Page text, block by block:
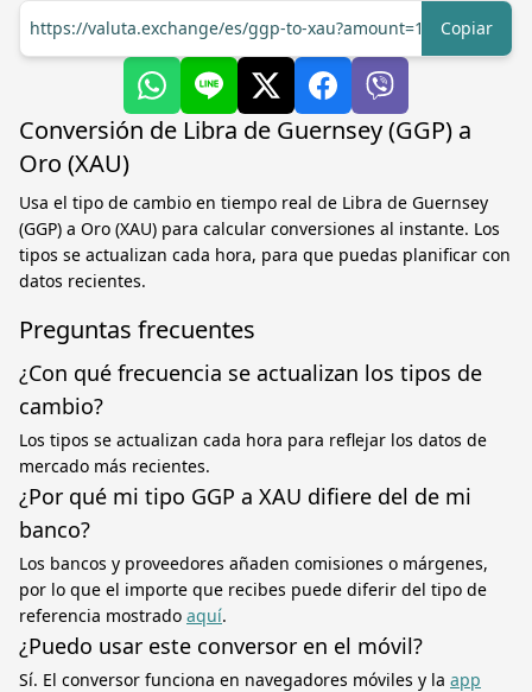
https://valuta.exchange/es/ggp-to-xau?amount=1
Copiar
Conversión de Libra de Guernsey (GGP) a
Oro (XAU)
Usa el tipo de cambio en tiempo real de Libra de Guernsey
(GGP) a Oro (XAU) para calcular conversiones al instante. Los
tipos se actualizan cada hora, para que puedas planificar con
datos recientes.
Preguntas frecuentes
¿Con qué frecuencia se actualizan los tipos de
cambio?
Los tipos se actualizan cada hora para reflejar los datos de
mercado más recientes.
¿Por qué mi tipo GGP a XAU difiere del de mi
banco?
Los bancos y proveedores añaden comisiones o márgenes,
por lo que el importe que recibes puede diferir del tipo de
referencia mostrado aquí.
¿Puedo usar este conversor en el móvil?
Sí. El conversor funciona en navegadores móviles y la app